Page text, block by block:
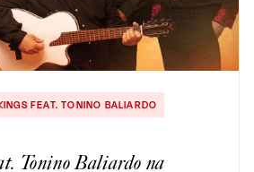
FEAT. TONINO BALIARDO
Tonino Baliardo na